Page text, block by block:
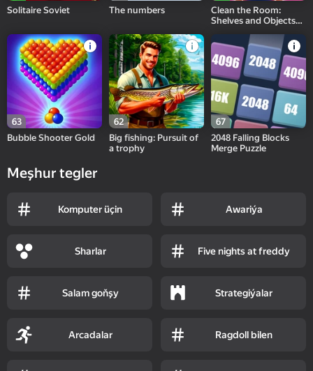
Solitaire Soviet
The numbers
Clean the Room:
Shelves and Objects
63
Bubble Shooter Gold
62
Big fishing: Pursuit of
a trophy
67
2048 Falling Blocks
Merge Puzzle
Meşhur tegler
Komputer üçin Awariýa
Sharlar Five nights at freddy
Salam goňşy Strategiýalar
Arcadalar Ragdoll bilen